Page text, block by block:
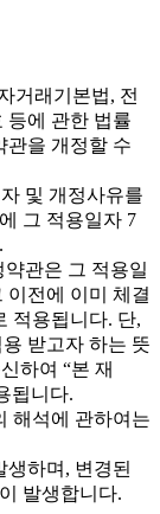
거래기본법, 전
등에 관한 법률
관을 개정할 수
및 개정사유를
그 적용일자 7
관은 그 적용일
이전에 이미 체결
적용됩니다. 단,
받고자 하는 뜻
하여 “본 재
됩니다.
해석에 관하여는
하며, 변경된
발생합니다.